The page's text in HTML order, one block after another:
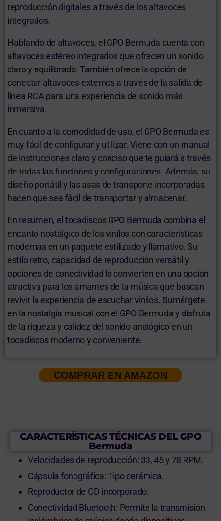
reproducción digitales a través de los altavoces
integrados.
Hablando de altavoces, el GPO Bermuda cuenta con
altavoces estéreo integrados que ofrecen un sonido
claro y equilibrado. También ofrece la opción de
conectar altavoces externos a través de la salida de
línea RCA para una experiencia de sonido más
inmersiva.
En cuanto a la comodidad de uso, el GPO Bermuda es
muy fácil de configurar y utilizar. Viene con un manual
de instrucciones claro y conciso que te guiará a través
de todas las funciones y configuraciones. Además, su
diseño portátil y las asas de transporte incorporadas
hacen que sea fácil de transportar y almacenar.
En resumen, el tocadiscos GPO Bermuda combina el
encanto nostálgico de los vinilos con características
modernas en un paquete estilizado y llamativo. Su
estilo retro, capacidad de reproducción versátil y
opciones de conectividad lo convierten en una opción
atractiva para los amantes de la música que buscan
revivir la experiencia de escuchar vinilos. Sumérgete
en la nostalgia musical con el GPO Bermuda y disfruta
de la riqueza y calidez del sonido analógico en un
tocadiscos moderno y conveniente.
COMPRAR EN AMAZON
CARACTERÍSTICAS TÉCNICAS DEL GPO
Bermuda
Velocidades de reproducción: 33, 45 y 78 RPM.
Cápsula fonográfica: Tipo cerámica.
Reproductor de CD incorporado.
Conectividad Bluetooth: Permite la transmisión